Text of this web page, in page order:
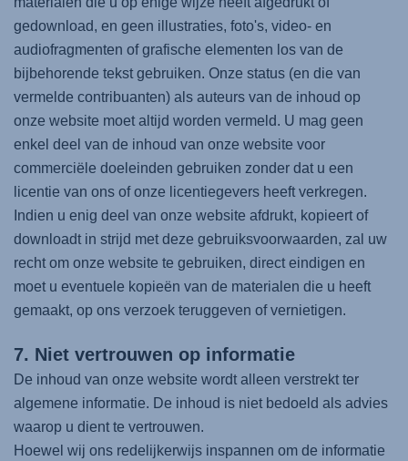
gedownload, en geen illustraties, foto's, video- en
audiofragmenten of grafische elementen los van de
bijbehorende tekst gebruiken. Onze status (en die van
vermelde contribuanten) als auteurs van de inhoud op
onze website moet altijd worden vermeld. U mag geen
enkel deel van de inhoud van onze website voor
commerciële doeleinden gebruiken zonder dat u een
licentie van ons of onze licentiegevers heeft verkregen.
Indien u enig deel van onze website afdrukt, kopieert of
downloadt in strijd met deze gebruiksvoorwaarden, zal uw
recht om onze website te gebruiken, direct eindigen en
moet u eventuele kopieën van de materialen die u heeft
gemaakt, op ons verzoek teruggeven of vernietigen.
7. Niet vertrouwen op informatie
De inhoud van onze website wordt alleen verstrekt ter
algemene informatie. De inhoud is niet bedoeld als advies
waarop u dient te vertrouwen.
Hoewel wij ons redelijkerwijs inspannen om de informatie